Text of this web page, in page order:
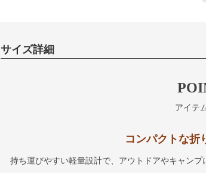
サイズ詳細
アイテ
コンパクトな折
持ち運びやすい軽量設計で、アウトドアやキャンプ